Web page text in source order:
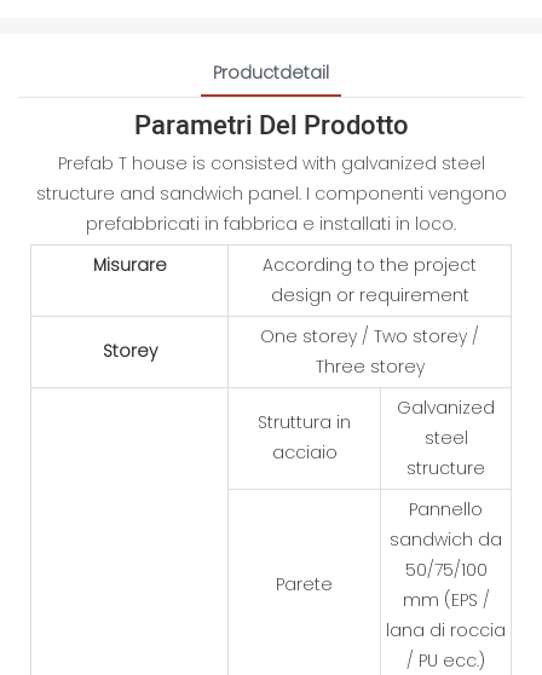
Productdetail
Parametri Del Prodotto
Prefab T house is consisted with galvanized steel
structure and sandwich panel. I componenti vengono
prefabbricati in fabbrica e installati in loco.
Misurare
According to the project
design or requirement
Storey
One storey / Two storey /
Three storey
Struttura in
acciaio
Galvanized
steel
structure
Parete
Pannello
sandwich da
50/75/100
mm (EPS /
lana di roccia
/ PU ecc.)